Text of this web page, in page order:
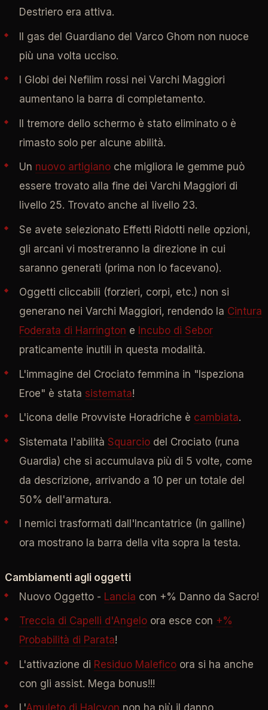
Destriero era attiva.
Il gas del Guardiano del Varco Ghom non nuoce
più una volta ucciso.
I Globi dei Nefilim rossi nei Varchi Maggiori
aumentano la barra di completamento.
Il tremore dello schermo è stato eliminato o è
rimasto solo per alcune abilità.
Un nuovo artigianoche migliora le gemme può
essere trovato alla fine dei Varchi Maggiori di
livello 25. Trovato anche al livello 23.
Se avete selezionato Effetti Ridotti nelle opzioni,
gli arcani vi mostreranno la direzione in cui
saranno generati (prima non lo facevano).
Oggetti cliccabili (forzieri, corpi, etc.) non si
generano nei Varchi Maggiori, rendendo la Cintura
Foderata di Harrington e Incubo di Sebor
praticamente inutili in questa modalità.
L'immagine del Crociato femmina in "Ispeziona
Eroe" è stata sistemata!
L'icona delle Provviste Horadriche è cambiata.
Sistemata l'abilità Squarciodel Crociato (runa
Guardia) che si accumulava più di 5 volte, come
da descrizione, arrivando a 10 per un totale del
50% dell'armatura.
I nemici trasformati dall'Incantatrice (in galline)
ora mostrano la barra della vita sopra la testa.
Cambiamenti agli oggetti
Nuovo Oggetto - Lancia con +% Danno da Sacro!
Treccia di Capelli d'Angeloora esce con +%
Probabilità di Parata!
L'attivazione di Residuo Maleficoora si ha anche
con gli assist. Mega bonus!!!